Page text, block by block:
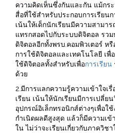
ความคิดเห็นซึ่งกันและกัน แม้กร
สื่อที่ใช้สำหรับประกอบการเรียน
เน้นให้เด็กนักเรียนมีความสามา
แทรกสอดไปกับระบบดิจิตอล รว
ดิจิตอลอีกทั้งพรบ.คอมพิวเตอร์ ห
การใช้ดิจิตอลและเทคโนโลยี เพื่
ใช้ดิจิตอลทั้งสำหรับเพื่อการเรียน
ด้วย
2.มีการแลกความรู้ความเข้าใจเ
เรียน เน้นให้นักเรียนมีการเปลี่ย
อุปกรณ์อิเล็กทรอนิกส์ต่างๆเพื่อใ
กำเนิดผลดีสูงสุด แล้วก็มีความเ
ใน ไม่ว่าจะเรียนเกี่ยวกับภาควิช